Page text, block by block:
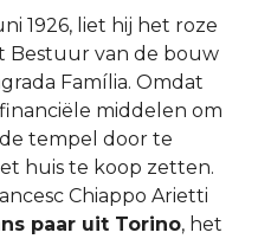
1926, liet hij het roze
Bestuur van de bouw
Família. Omdat
middelen om
tempel door te
huis te koop zetten.
Chiappo Arietti
paar uit Torino, het